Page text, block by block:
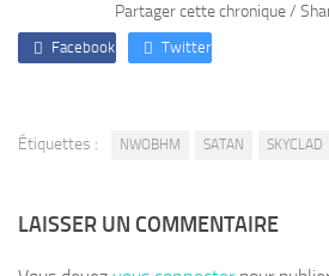
Partager cette chronique /
Facebook Twitter
Étiquettes : NWOBHM SATAN SKYCLAD
LAISSER UN COMMENTAIRE